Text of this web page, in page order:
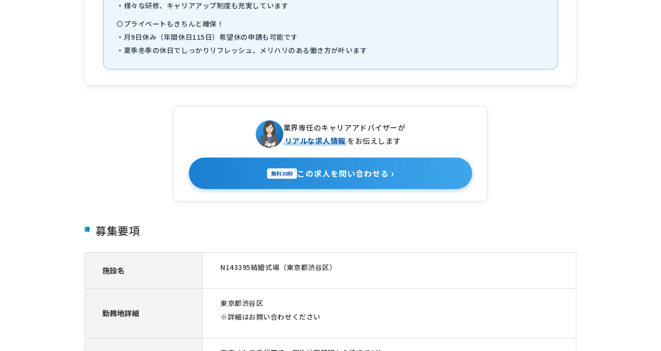
・様々な研修、キャリアアップ制度も充実しています
◎プライベートもきちんと確保！
・月9日休み（年間休日115日）希望休の申請も可能です
・夏季冬季の休日でしっかりリフレッシュ、メリハリのある働き方が叶います
業界専任のキャリアアドバイザーが
リアルな求人情報をお伝えします
無料30秒 この求人を問い合わせる ›
募集要項
施設名 N143395結婚式場（東京都渋谷区）
勤務地詳細
東京都渋谷区
※詳細はお問い合わせください